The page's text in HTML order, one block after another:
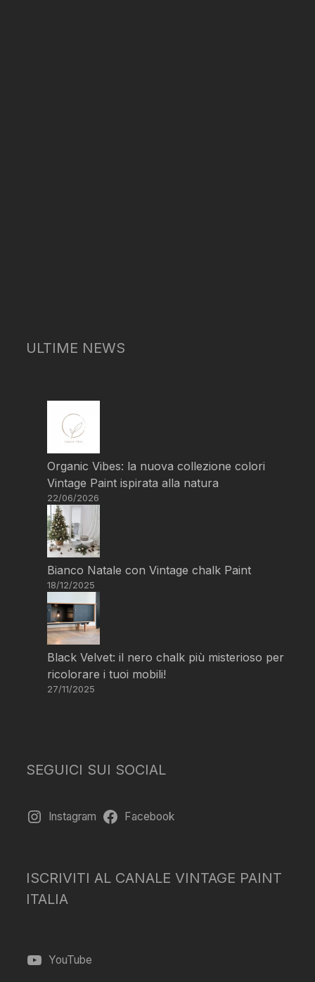
ULTIME NEWS
Organic Vibes: la nuova collezione colori
Vintage Paint ispirata alla natura
22/06/2026
Bianco Natale con Vintage chalk Paint
18/12/2025
Black Velvet: il nero chalk più misterioso per
ricolorare i tuoi mobili!
27/11/2025
SEGUICI SUI SOCIAL
Instagram Facebook
ISCRIVITI AL CANALE VINTAGE PAINT
ITALIA
YouTube